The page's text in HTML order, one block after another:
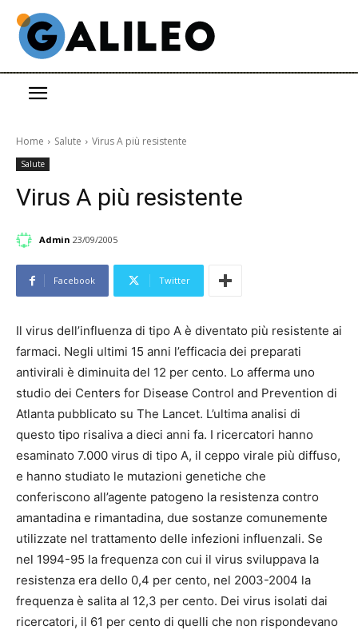
Home Salute Virus A più resistente
Salute
Virus A più resistente
Admin 23/09/2005
Facebook Twitter
Il virus dell’influenza di tipo A è diventato più resistente ai
farmaci. Negli ultimi 15 anni l’efficacia dei preparati
antivirali è diminuita del 12 per cento. Lo afferma uno
studio dei Centers for Disease Control and Prevention di
Atlanta pubblicato su The Lancet. L’ultima analisi di
questo tipo risaliva a dieci anni fa. I ricercatori hanno
esaminato 7.000 virus di tipo A, il ceppo virale più diffuso,
e hanno studiato le mutazioni genetiche che
conferiscono all’agente patogeno la resistenza contro
amantadina e rimantadina, due sostanze comunemente
utilizzate nel trattamento delle infezioni influenzali. Se
nel 1994-95 la frequenza con cui il virus sviluppava la
resistenza era dello 0,4 per cento, nel 2003-2004 la
frequenza è salita al 12,3 per cento. Dei virus isolati dai
ricercatori, il 61 per cento di quelli che non rispondevano